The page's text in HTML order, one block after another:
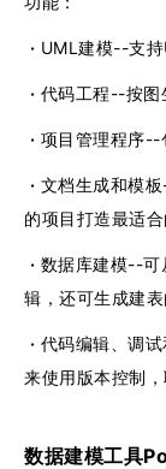
· UML建模--支持
· 代码工程--按图
· 项目管理程序--
· 文档生成和模
的项目打造最适
· 数据库建模--可
辑，还可生成建
· 代码编辑、调
来使用版本控制
数据建模工具